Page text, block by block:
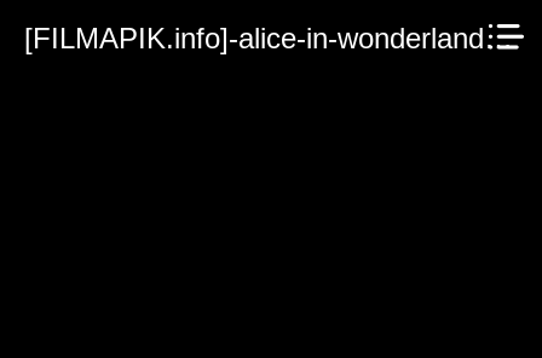
[FILMAPIK.info]-alice-in-wonderland.mp4